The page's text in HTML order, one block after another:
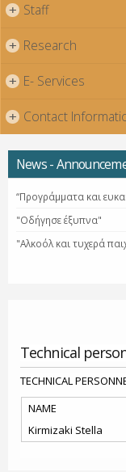
+ Staff
+ Research
+ E- Services
+ Contact
News -
“Προγράμματα και
"Οδήγησε έξυπνα"
"Αλκοόλ και τυχερά
Technical
TECHNICAL
NAME
Kirmizaki Stella